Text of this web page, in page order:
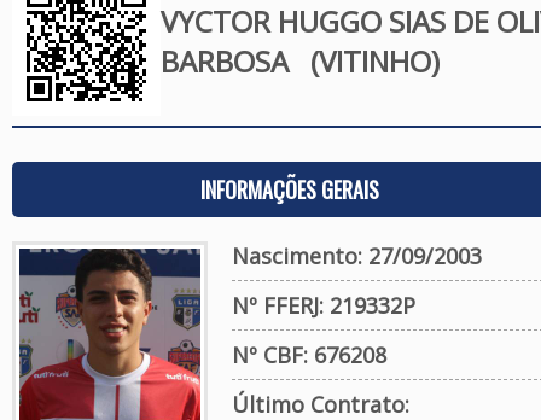
VYCTOR HUGGO SIAS DE
BARBOSA (VITINHO)
INFORMAÇÕES GERAIS
Nascimento: 27/09/2003
Nº FFERJ: 219332P
Nº CBF: 676208
Último Contrato: